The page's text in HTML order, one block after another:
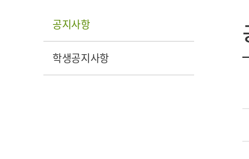
공지사항
학생공지사항